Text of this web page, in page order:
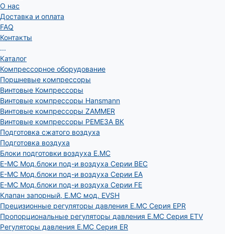
О нас
Доставка и оплата
FAQ
Контакты
...
Каталог
Компрессорное оборудование
Поршневые компрессоры
Винтовые Компрессоры
Винтовые компрессоры Hansmann
Винтовые компрессоры ZAMMER
Винтовые компрессоры РЕМЕЗА ВК
Подготовка сжатого воздуха
Подготовка воздуха
Блоки подготовки воздуха E.MC
E-MC Мод.блоки под-и воздуха Серии BEC
E-MC Мод.блоки под-и воздуха Серии EA
E-MC Мод.блоки под-и воздуха Серии FE
Клапан запорный, E.MC мод. EVSH
Прецизионные регуляторы давления E.MC Серия EPR
Пропорциональные регуляторы давления E.MC Серия ETV
Регуляторы давления E.MC Серия ER